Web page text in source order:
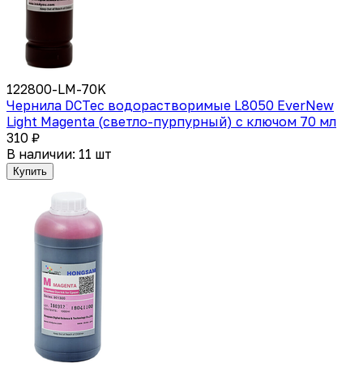
122800-LM-70K
Чернила DCTec водорастворимые L8050 EverNew
Light Magenta (светло-пурпурный) с ключом 70 мл
310 ₽
В наличии: 11 шт
Купить